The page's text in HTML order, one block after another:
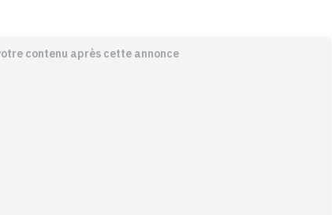
contenu après cette annonce